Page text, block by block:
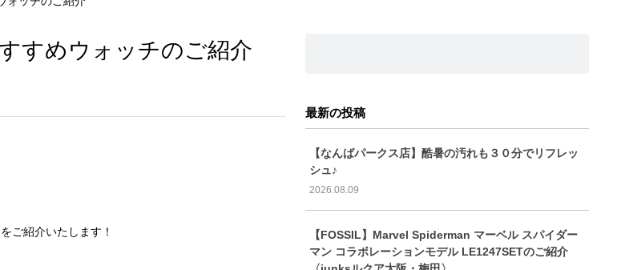
すめウォッチのご紹介
ご紹介いたします！
最新の投稿
【なんばパークス店】酷暑の汚れも３０分でリフレッ
シュ♪
2026.08.09
【FOSSIL】Marvel Spiderman マーベル スパイダー
マン コラボレーションモデル LE1247SETのご紹介